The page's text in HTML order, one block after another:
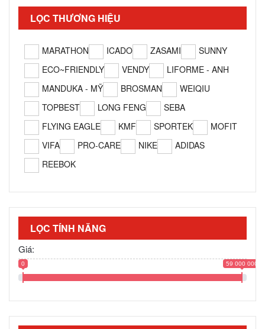
LỌC THƯƠNG HIỆU
MARATHON ICADO ZASAMI
SUNNY
ECO~FRIENDLY
VENDY
LIFORME - ANH
MANDUKA - MỸ
BROSMAN
WEIQIU
TOPBEST
LONG FENG
SEBA
FLYING EAGLE
KMF SPORTEK
MOFIT
VIFA
PRO-CARE NIKE
ADIDAS
REEBOK
LỌC TÍNH NĂNG
Giá:
0 59 000 000